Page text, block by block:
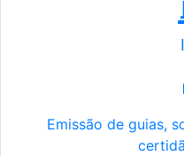
Emissão de guias,